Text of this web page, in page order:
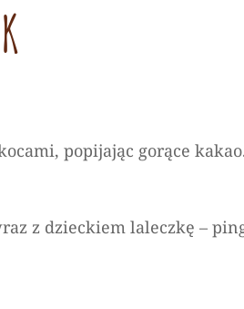
popijając gorące
z dzieckiem laleczkę –